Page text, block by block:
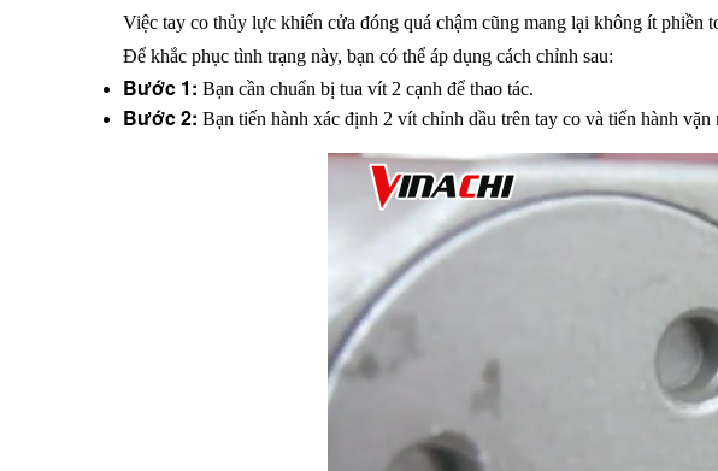
Việc tay co thủy lực khiến cửa đóng quá chậm cũng mang lại không ít
Để khắc phục tình trạng này, bạn có thể áp dụng cách chỉnh sau:
Bước 1: Bạn cần chuẩn bị tua vít 2 cạnh để thao tác.
Bước 2: Bạn tiến hành xác định 2 vít chỉnh dầu trên tay co và tiến hành